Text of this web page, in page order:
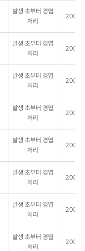
발생 초부터 경엽
처리
2000
발생 초부터 경엽
처리
2000
발생 초부터 경엽
처리
2000
발생 초부터 경엽
처리
2000
발생 초부터 경엽
처리
2000
발생 초부터 경엽
처리
2000
발생 초부터 경엽
처리
2000
발생 초부터 경엽
처리
2000